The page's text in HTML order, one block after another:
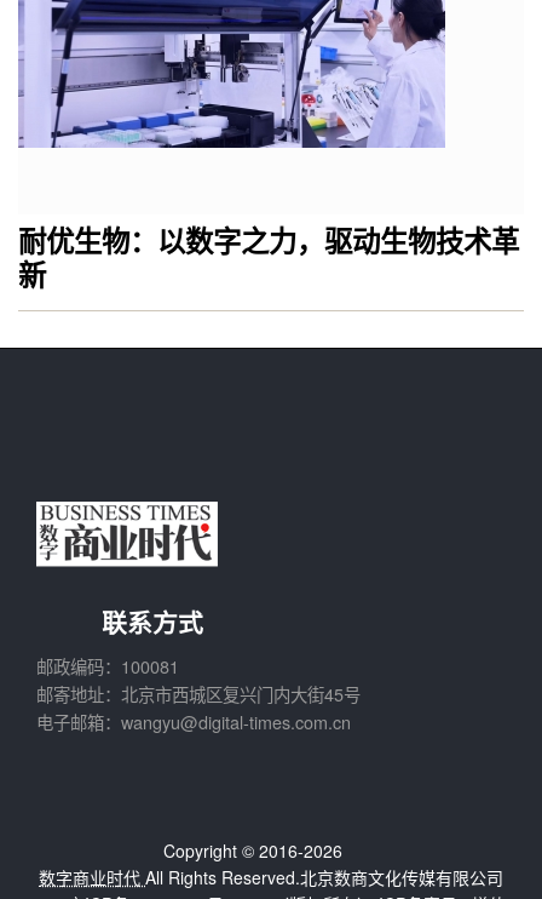
耐优生物：以数字之力，驱动生物技术革
新
联系方式
邮政编码：100081
邮寄地址：北京市西城区复兴门内大街45号
电子邮箱：wangyu@digital-times.com.cn
Copyright © 2016-2026
数字商业时代 All Rights Reserved.北京数商文化传媒有限公司